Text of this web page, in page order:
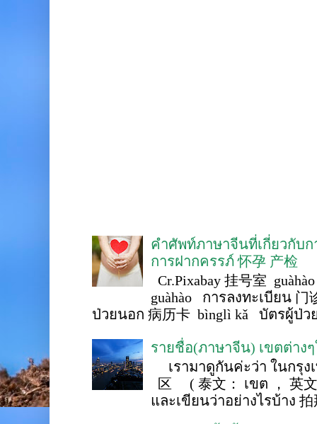
คำศัพท์ภาษาจีนที่เกี่ยวกับ
การฝากครรภ์ 怀孕 产检
Cr.Pixabay 挂号室
guàhào การลงทะเบียน 门
ป่วยนอก 病历卡 bìnglì kǎ บัตรผู้ป่ว
รายชื่อ(ภาษาจีน) เขตต่าง
เรามาดูกันค่ะว่า ในกรุง
区 ( 泰文： เขต ， 英
และเขียนว่าอย่างไรบ้าง 拍